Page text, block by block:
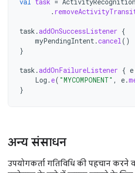
.
task .addOnSuccessListener {
myPendingIntent.cancel()
}
task .addOnFailureListener { e
Log . e( "MYCOMPONENT" , e.
}
अन्य संसाधन
उपयोगकर्ता गतिविधि की पहचान